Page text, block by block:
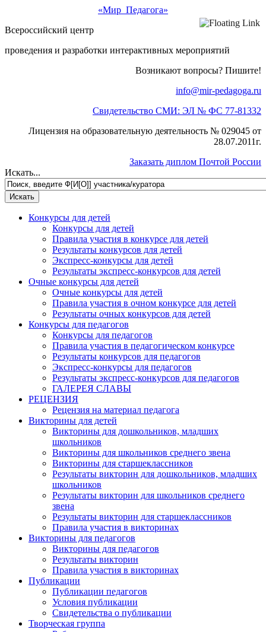
«Мир Педагога»
Всероссийский центр
проведения и разработки интерактивных мероприятий
Возникают вопросы? Пишите!
info@mir-pedagoga.ru
Свидетельство СМИ: ЭЛ № ФС 77-81332
Лицензия на образовательную деятельность № 029045 от
28.07.2011г.
Заказать диплом Почтой России
Искать...
Конкурсы для детей
Конкурсы для детей
Правила участия в конкурсе для детей
Результаты конкурсов для детей
Экспресс-конкурсы для детей
Результаты экспресс-конкурсов для детей
Очные конкурсы для детей
Очные конкурсы для детей
Правила участия в очном конкурсе для детей
Результаты очных конкурсов для детей
Конкурсы для педагогов
Конкурсы для педагогов
Правила участия в педагогическом конкурсе
Результаты конкурсов для педагогов
Экспресс-конкурсы для педагогов
Результаты экспресс-конкурсов для педагогов
ГАЛЕРЕЯ СЛАВЫ
РЕЦЕНЗИЯ
Рецензия на материал педагога
Викторины для детей
Викторины для дошкольников, младших
школьников
Викторины для школьников среднего звена
Викторины для старшеклассников
Результаты викторин для дошкольников, младших
школьников
Результаты викторин для школьников среднего
звена
Результаты викторин для старшеклассников
Правила участия в викторинах
Викторины для педагогов
Викторины для педагогов
Результаты викторин
Правила участия в викторинах
Публикации
Публикации педагогов
Условия публикации
Свидетельства о публикации
Творческая группа